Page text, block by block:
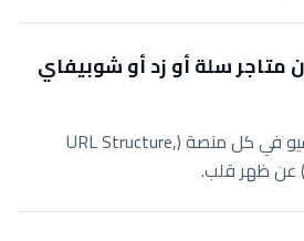
سلة أو زد أو شوبيفاي
نعم. نعرف خصوصيات السيو في كل منصة (URL Structure,